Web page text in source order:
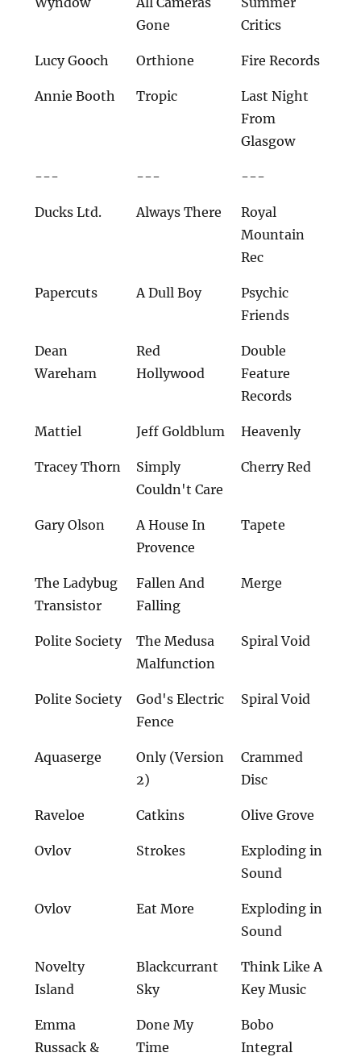
Gone
Critics
Lucy Gooch Orthione Fire Records
Annie Booth Tropic
Last Night
From
Glasgow
--- --- ---
Ducks Ltd. Always There
Royal
Mountain
Rec
Papercuts A Dull Boy
Psychic
Friends
Dean
Wareham
Red
Hollywood
Double
Feature
Records
Mattiel Jeff Goldblum Heavenly
Tracey Thorn
Simply
Couldn't Care
Cherry Red
Gary Olson
A House In
Provence
Tapete
The Ladybug
Transistor
Fallen And
Falling
Merge
Polite Society
The Medusa
Malfunction
Spiral Void
Polite Society
God's Electric
Fence
Spiral Void
Aquaserge
Only (Version
2)
Crammed
Disc
Raveloe Catkins Olive Grove
Ovlov Strokes
Exploding in
Sound
Ovlov Eat More
Exploding in
Sound
Novelty
Island
Blackcurrant
Sky
Think Like A
Key Music
Emma
Russack &
Done My
Time
Bobo
Integral